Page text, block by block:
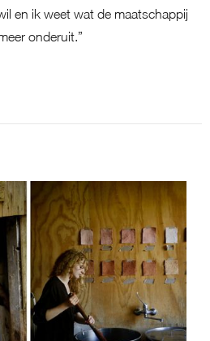
en ik weet wat de maatschappij
onderuit.”